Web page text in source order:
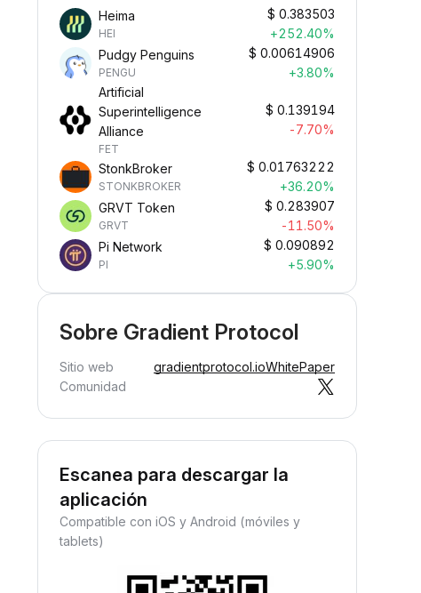
Heima
HEI
$ 0.383503
+252.40%
Pudgy Penguins
PENGU
$ 0.00614906
+3.80%
Artificial
Superintelligence
Alliance
FET
$ 0.139194
-7.70%
StonkBroker
STONKBROKER
$ 0.01763222
+36.20%
GRVT Token
GRVT
$ 0.283907
-11.50%
Pi Network
PI
$ 0.090892
+5.90%
Sobre Gradient Protocol
Sitio web gradientprotocol.ioWhitePaper
Comunidad
Escanea para descargar la
aplicación
Compatible con iOS y Android (móviles y
tablets)